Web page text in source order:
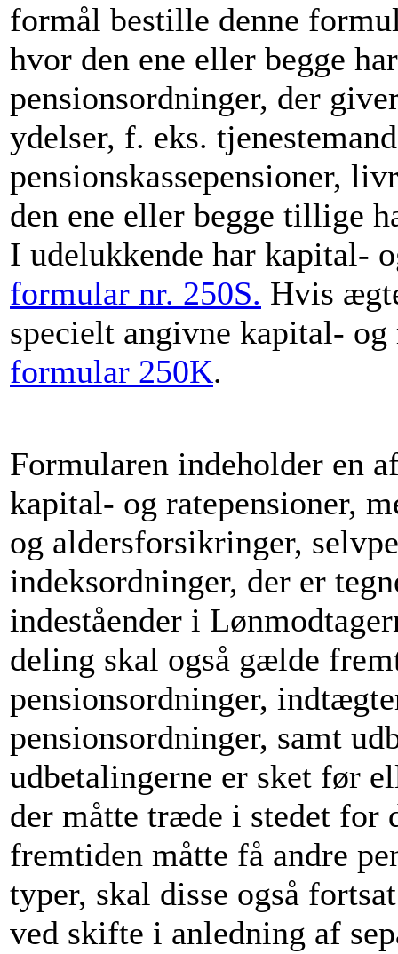
formål bestille denne
hvor den ene eller begge
pensionsordninger, der
ydelser, f. eks.
pensionskassepensioner,
den ene eller begge tillige
I udelukkende har kapital-
formular nr. 250S. Hvis
specielt angivne kapital-
formular 250K.
Formularen indeholder en
kapital- og ratepensioner,
og aldersforsikringer,
indeksordninger, der er
indeståender i
deling skal også gælde
pensionsordninger,
pensionsordninger, samt
udbetalingerne er sket før
der måtte træde i stedet for
fremtiden måtte få andre
typer, skal disse også
ved skifte i anledning af